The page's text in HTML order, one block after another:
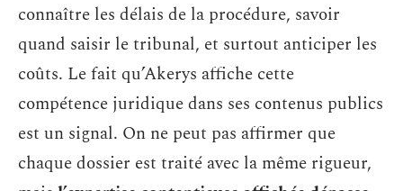
connaître les délais de la procédure, savoir
quand saisir le tribunal, et surtout anticiper les
coûts. Le fait qu’Akerys affiche cette
compétence juridique dans ses contenus publics
est un signal. On ne peut pas affirmer que
chaque dossier est traité avec la même rigueur,